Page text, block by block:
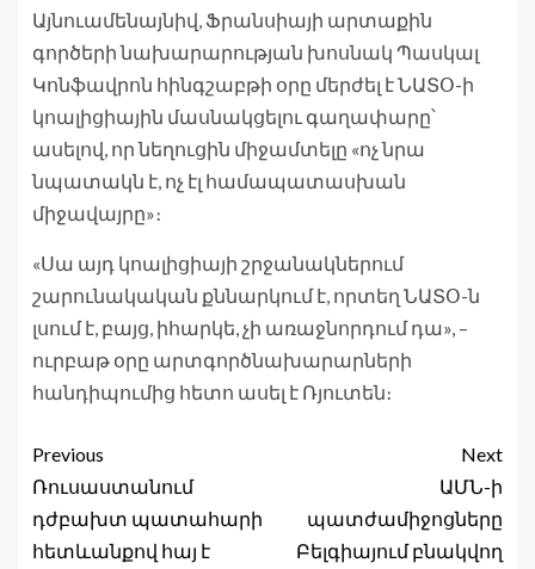
Այնուամենայնիվ, Ֆրանսիայի արտաքին
գործերի նախարարության խոսնակ Պասկալ
Կոնֆավրոն հինգշաբթի օրը մերժել է ՆԱՏՕ-ի
կոալիցիային մասնակցելու գաղափարը՝
ասելով, որ նեղուցին միջամտելը «ոչ նրա
նպատակն է, ոչ էլ համապատասխան
միջավայրը»։
«Սա այդ կոալիցիայի շրջանակներում
շարունակական քննարկում է, որտեղ ՆԱՏՕ-ն
լսում է, բայց, իհարկե, չի առաջնորդում դա», –
ուրբաթ օրը արտգործնախարարների
հանդիպումից հետո ասել է Ռյուտեն։
Previous
Ռուսաստանում
դժբախտ պատահարի
հետևանքով հայ է
Next
ԱՄՆ-ի
պատժամիջոցները
Բելգիայում բնակվող